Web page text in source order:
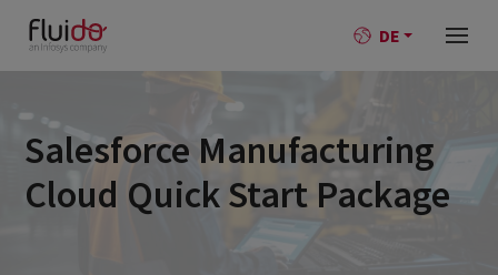
DE
Salesforce Manufacturing
Cloud Quick Start Package